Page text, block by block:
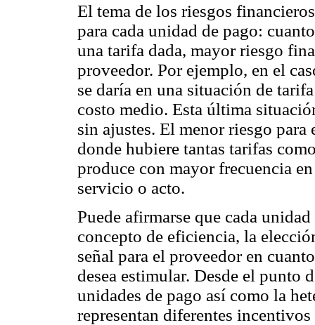
El tema de los riesgos
para cada unidad de pago:
una tarifa dada, mayor riesgo
proveedor. Por ejemplo, en el
se daría en una situación de
costo medio. Esta última
sin ajustes. El menor riesgo
donde hubiere tantas tarifas
produce con mayor frecuencia
servicio o acto.
Puede afirmarse que cada
concepto de eficiencia, la
señal para el proveedor en
desea estimular. Desde el punto
unidades de pago así como la
representan diferentes